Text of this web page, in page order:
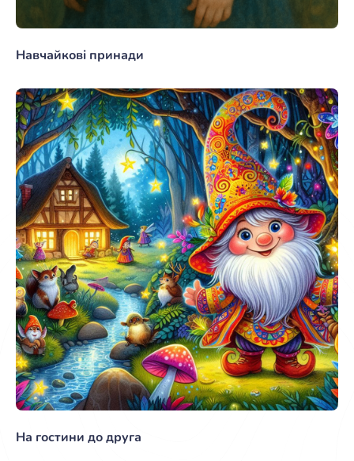
Навчайкові принади
На гостини до друга